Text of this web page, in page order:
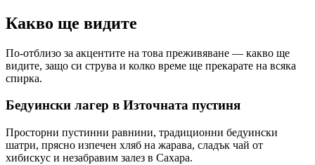
Какво ще видите
По-отблизо за акцентите на това преживяване — какво ще
видите, защо си струва и колко време ще прекарате на всяка
спирка.
Бедуински лагер в Източната пустиня
Просторни пустинни равнини, традиционни бедуински
шатри, прясно изпечен хляб на жарава, сладък чай от
хибискус и незабравим залез в Сахара.